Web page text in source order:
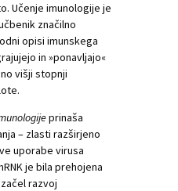
Učenje imunologije je
značilno
opisi imunskega
in »ponavljajo«
višji stopnji
prinaša
– zlasti razširjeno
uporabe virusa
je bila prehojena
razvoj